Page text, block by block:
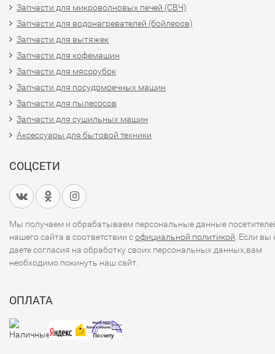
Запчасти для микроволновых печей (СВЧ)
Запчасти для водонагревателей (бойлеров)
Запчасти для вытяжек
Запчасти для кофемашин
Запчасти для мясорубок
Запчасти для посудомоечных машин
Запчасти для пылесосов
Запчасти для сушильных машин
Аксессуары для бытовой техники
СОЦСЕТИ
Мы получаем и обрабатываем персональные данные
нашего сайта в соответствии софициальной политикой . Если вы
даете согласия на обработку своих персональных данных,вам
необходимо покинуть наш сайт.
ОПЛАТА